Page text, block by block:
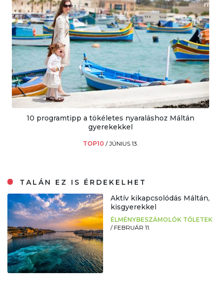
10 programtipp a tökéletes nyaraláshoz Máltán
gyerekekkel
TOP10 /JÚNIUS 13.
TALÁN EZ IS ÉRDEKELHET
Aktív kikapcsolódás Máltán,
kisgyerekkel
ÉLMÉNYBESZÁMOLÓK TŐLETEK
/ FEBRUÁR 11.